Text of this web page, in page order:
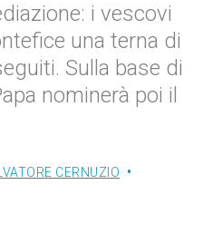
i vescovi
una terna di
Sulla base di
nominerà poi il
CERNUZIO